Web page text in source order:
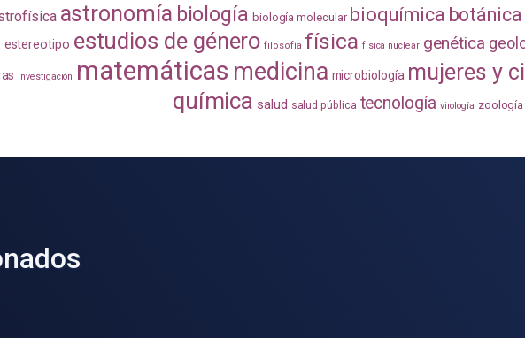
astronomía biología biología molecular bioquímica botánica
estereotipo estudios de género filosofía física física nuclear genética
investigación matemáticas medicina microbiología mujeres y
química salud salud pública tecnología virología zoología